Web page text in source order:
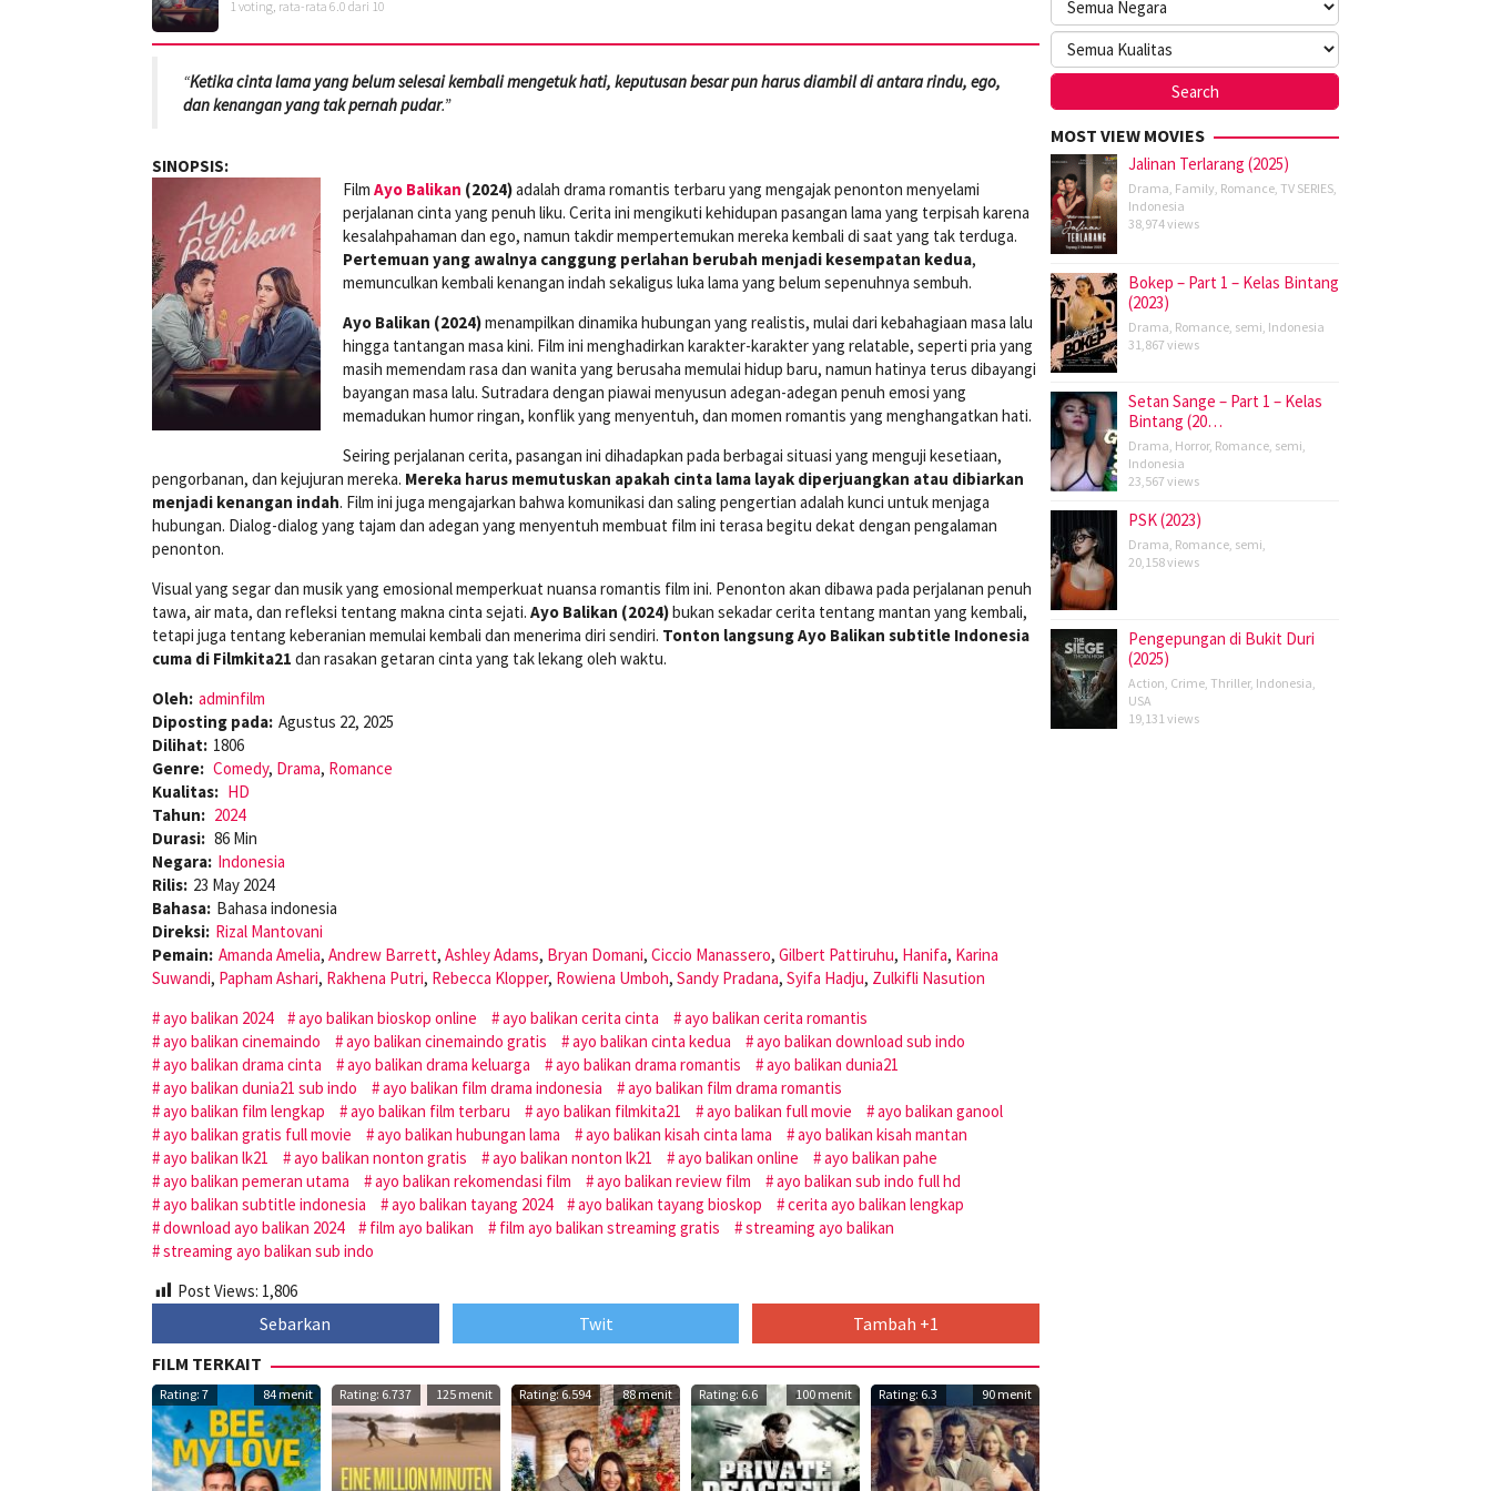
1 voting, rata-rata 6.0 dari 10
“Ketika cinta lama yang belum selesai kembali mengetuk hati, keputusan besar pun harus diambil di antara rindu, ego,
dan kenangan yang tak pernah pudar.”
SINOPSIS:
Film Ayo Balikan (2024)adalah drama romantis terbaru yang mengajak penonton menyelami
perjalanan cinta yang penuh liku. Cerita ini mengikuti kehidupan pasangan lama yang terpisah karena
kesalahpahaman dan ego, namun takdir mempertemukan mereka kembali di saat yang tak terduga.
Pertemuan yang awalnya canggung perlahan berubah menjadi kesempatan kedua,
memunculkan kembali kenangan indah sekaligus luka lama yang belum sepenuhnya sembuh.
Ayo Balikan (2024)menampilkan dinamika hubungan yang realistis, mulai dari kebahagiaan masa lalu
hingga tantangan masa kini. Film ini menghadirkan karakter-karakter yang relatable, seperti pria yang
masih memendam rasa dan wanita yang berusaha memulai hidup baru, namun hatinya terus dibayangi
bayangan masa lalu. Sutradara dengan piawai menyusun adegan-adegan penuh emosi yang
memadukan humor ringan, konflik yang menyentuh, dan momen romantis yang menghangatkan hati.
Seiring perjalanan cerita, pasangan ini dihadapkan pada berbagai situasi yang menguji kesetiaan,
pengorbanan, dan kejujuran mereka. Mereka harus memutuskan apakah cinta lama layak diperjuangkan atau dibiarkan
menjadi kenangan indah. Film ini juga mengajarkan bahwa komunikasi dan saling pengertian adalah kunci untuk menjaga
hubungan. Dialog-dialog yang tajam dan adegan yang menyentuh membuat film ini terasa begitu dekat dengan pengalaman
penonton.
Visual yang segar dan musik yang emosional memperkuat nuansa romantis film ini. Penonton akan dibawa pada perjalanan penuh
tawa, air mata, dan refleksi tentang makna cinta sejati. Ayo Balikan (2024)bukan sekadar cerita tentang mantan yang kembali,
tetapi juga tentang keberanian memulai kembali dan menerima diri sendiri. Tonton langsung Ayo Balikan subtitle Indonesia
cuma di Filmkita21 dan rasakan getaran cinta yang tak lekang oleh waktu.
Oleh: adminfilm
Diposting pada: Agustus 22, 2025
Dilihat: 1806
Genre: Comedy, Drama, Romance
Kualitas: HD
Tahun: 2024
Durasi: 86 Min
Negara: Indonesia
Rilis: 23 May 2024
Bahasa: Bahasa indonesia
Direksi: Rizal Mantovani
Pemain: Amanda Amelia, Andrew Barrett, Ashley Adams, Bryan Domani, Ciccio Manassero, Gilbert Pattiruhu, Hanifa, Karina
Suwandi, Papham Ashari, Rakhena Putri, Rebecca Klopper, Rowiena Umboh, Sandy Pradana, Syifa Hadju, Zulkifli Nasution
ayo balikan 2024
ayo balikan bioskop online ayo balikan cerita cinta
ayo balikan cerita romantis
ayo balikan cinemaindo
ayo balikan cinemaindo gratis ayo balikan cinta kedua
ayo balikan download sub indo
ayo balikan drama cinta
ayo balikan drama keluarga ayo balikan drama romantis
ayo balikan dunia21
ayo balikan dunia21 sub indo
ayo balikan film drama indonesia
ayo balikan film drama romantis
ayo balikan film lengkap
ayo balikan film terbaru ayo balikan filmkita21 ayo balikan full movie
ayo balikan ganool
ayo balikan gratis full movie
ayo balikan hubungan lama ayo balikan kisah cinta lama
ayo balikan kisah mantan
ayo balikan lk21
ayo balikan nonton gratis ayo balikan nonton lk21 ayo balikan online
ayo balikan pahe
ayo balikan pemeran utama
ayo balikan rekomendasi film ayo balikan review film
ayo balikan sub indo full hd
ayo balikan subtitle indonesia
ayo balikan tayang 2024 ayo balikan tayang bioskop
cerita ayo balikan lengkap
download ayo balikan 2024
film ayo balikan film ayo balikan streaming gratis
streaming ayo balikan
streaming ayo balikan sub indo
Post Views: 1,806
Sebarkan Twit
Tambah +1
FILM TERKAIT
Rating: 7 84 menit Rating: 6.737 125 menit Rating: 6.594 88 menit Rating: 6.6 100 menit Rating: 6.3 90 menit
MOST VIEW MOVIES
Jalinan Terlarang (2025)
Drama, Family, Romance, TV SERIES,
Indonesia
38,974 views
Bokep – Part 1 – Kelas Bintang
(2023)
Drama, Romance, semi, Indonesia
31,867 views
Setan Sange – Part 1 – Kelas
Bintang (20…
Drama, Horror, Romance, semi,
Indonesia
23,567 views
PSK (2023)
Drama, Romance, semi,
20,158 views
Pengepungan di Bukit Duri
(2025)
Action, Crime, Thriller, Indonesia,
USA
19,131 views